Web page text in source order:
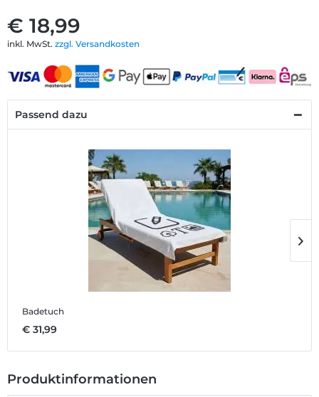
€ 18,99
inkl. MwSt. zzgl. Versandkosten
Passend dazu
Badetuch
€ 31,99
Produktinformationen